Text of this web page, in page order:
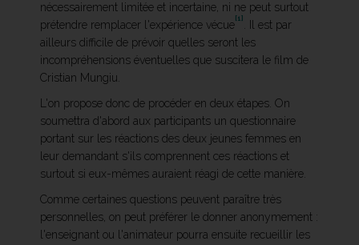
nécessairement limitée et incertaine, ni ne peut surtout
prétendre remplacer l'expérience vécue [1]
. Il est par
ailleurs difficile de prévoir quelles seront les
incompréhensions éventuelles que suscitera le film de
Cristian Mungiu.
L'on propose donc de procéder en deux étapes. On
soumettra d'abord aux participants un questionnaire
portant sur les réactions des deux jeunes femmes en
leur demandant s'ils comprennent ces réactions et
surtout si eux-mêmes auraient réagi de cette manière.
Comme certaines questions peuvent paraître très
personnelles, on peut préférer le donner anonymement :
l'enseignant ou l'animateur pourra ensuite recueillir les